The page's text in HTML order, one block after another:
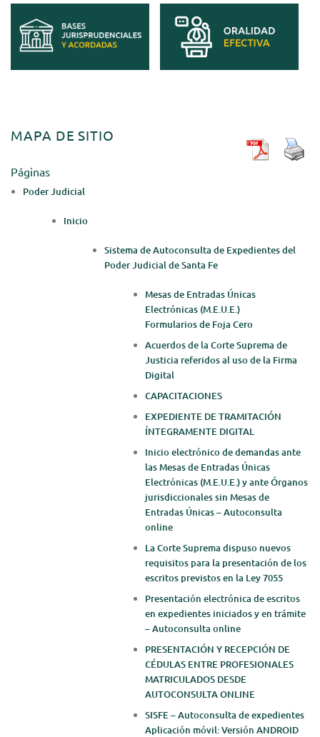
MAPA DE SITIO
Páginas
Poder Judicial
Inicio
Sistema de Autoconsulta de Expedientes del
Poder Judicial de Santa Fe
Mesas de Entradas Únicas
Electrónicas (M.E.U.E.)
Formularios de Foja Cero
Acuerdos de la Corte Suprema de
Justicia referidos al uso de la Firma
Digital
CAPACITACIONES
EXPEDIENTE DE TRAMITACIÓN
ÍNTEGRAMENTE DIGITAL
Inicio electrónico de demandas ante
las Mesas de Entradas Únicas
Electrónicas (M.E.U.E.) y ante Órganos
jurisdiccionales sin Mesas de
Entradas Únicas – Autoconsulta
online
La Corte Suprema dispuso nuevos
requisitos para la presentación de los
escritos previstos en la Ley 7055
Presentación electrónica de escritos
en expedientes iniciados y en trámite
– Autoconsulta online
PRESENTACIÓN Y RECEPCIÓN DE
CÉDULAS ENTRE PROFESIONALES
MATRICULADOS DESDE
AUTOCONSULTA ONLINE
SISFE – Autoconsulta de expedientes
Aplicación móvil: Versión ANDROID